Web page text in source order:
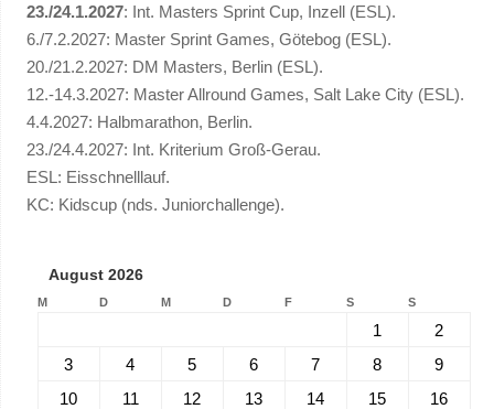
23./24.1.2027: Int. Masters Sprint Cup, Inzell (ESL).
6./7.2.2027: Master Sprint Games, Götebog (ESL).
20./21.2.2027: DM Masters, Berlin (ESL).
12.-14.3.2027: Master Allround Games, Salt Lake City (ESL).
4.4.2027: Halbmarathon, Berlin.
23./24.4.2027: Int. Kriterium Groß-Gerau.
ESL: Eisschnelllauf.
KC: Kidscup (nds. Juniorchallenge).
August 2026
M D M D F S S
1
2
3
4 5 6 7 8
9
10
11 12 13 14 15
16